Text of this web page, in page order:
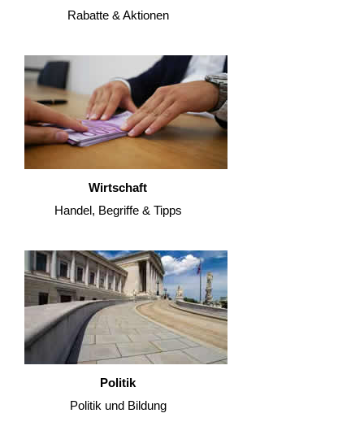
Rabatte & Aktionen
Wirtschaft
Handel, Begriffe & Tipps
Politik
Politik und Bildung